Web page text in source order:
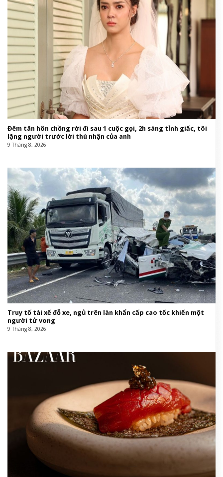
Đêm tân hôn chồng rời đi sau 1 cuộc gọi, 2h sáng tỉnh giấc, tôi
lặng người trước lời thú nhận của anh
9 Tháng 8, 2026
Truy tố tài xế đỗ xe, ngủ trên làn khẩn cấp cao tốc khiến một
người tử vong
9 Tháng 8, 2026